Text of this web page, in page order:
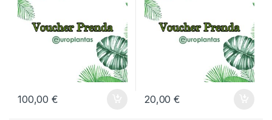
100,00€ 20,00€